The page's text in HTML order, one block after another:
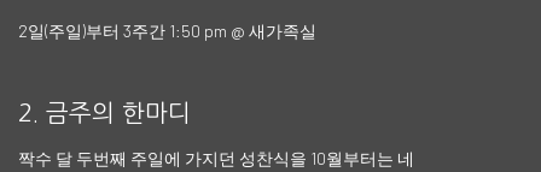
2일(주일)부터 3주간 1:50 pm @ 새가족실
2. 금주의 한마디
짝수 달 두번째 주일에 가지던 성찬식을 10월부터는 네